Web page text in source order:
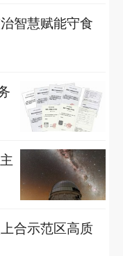
智慧赋能守食
合示范区高质